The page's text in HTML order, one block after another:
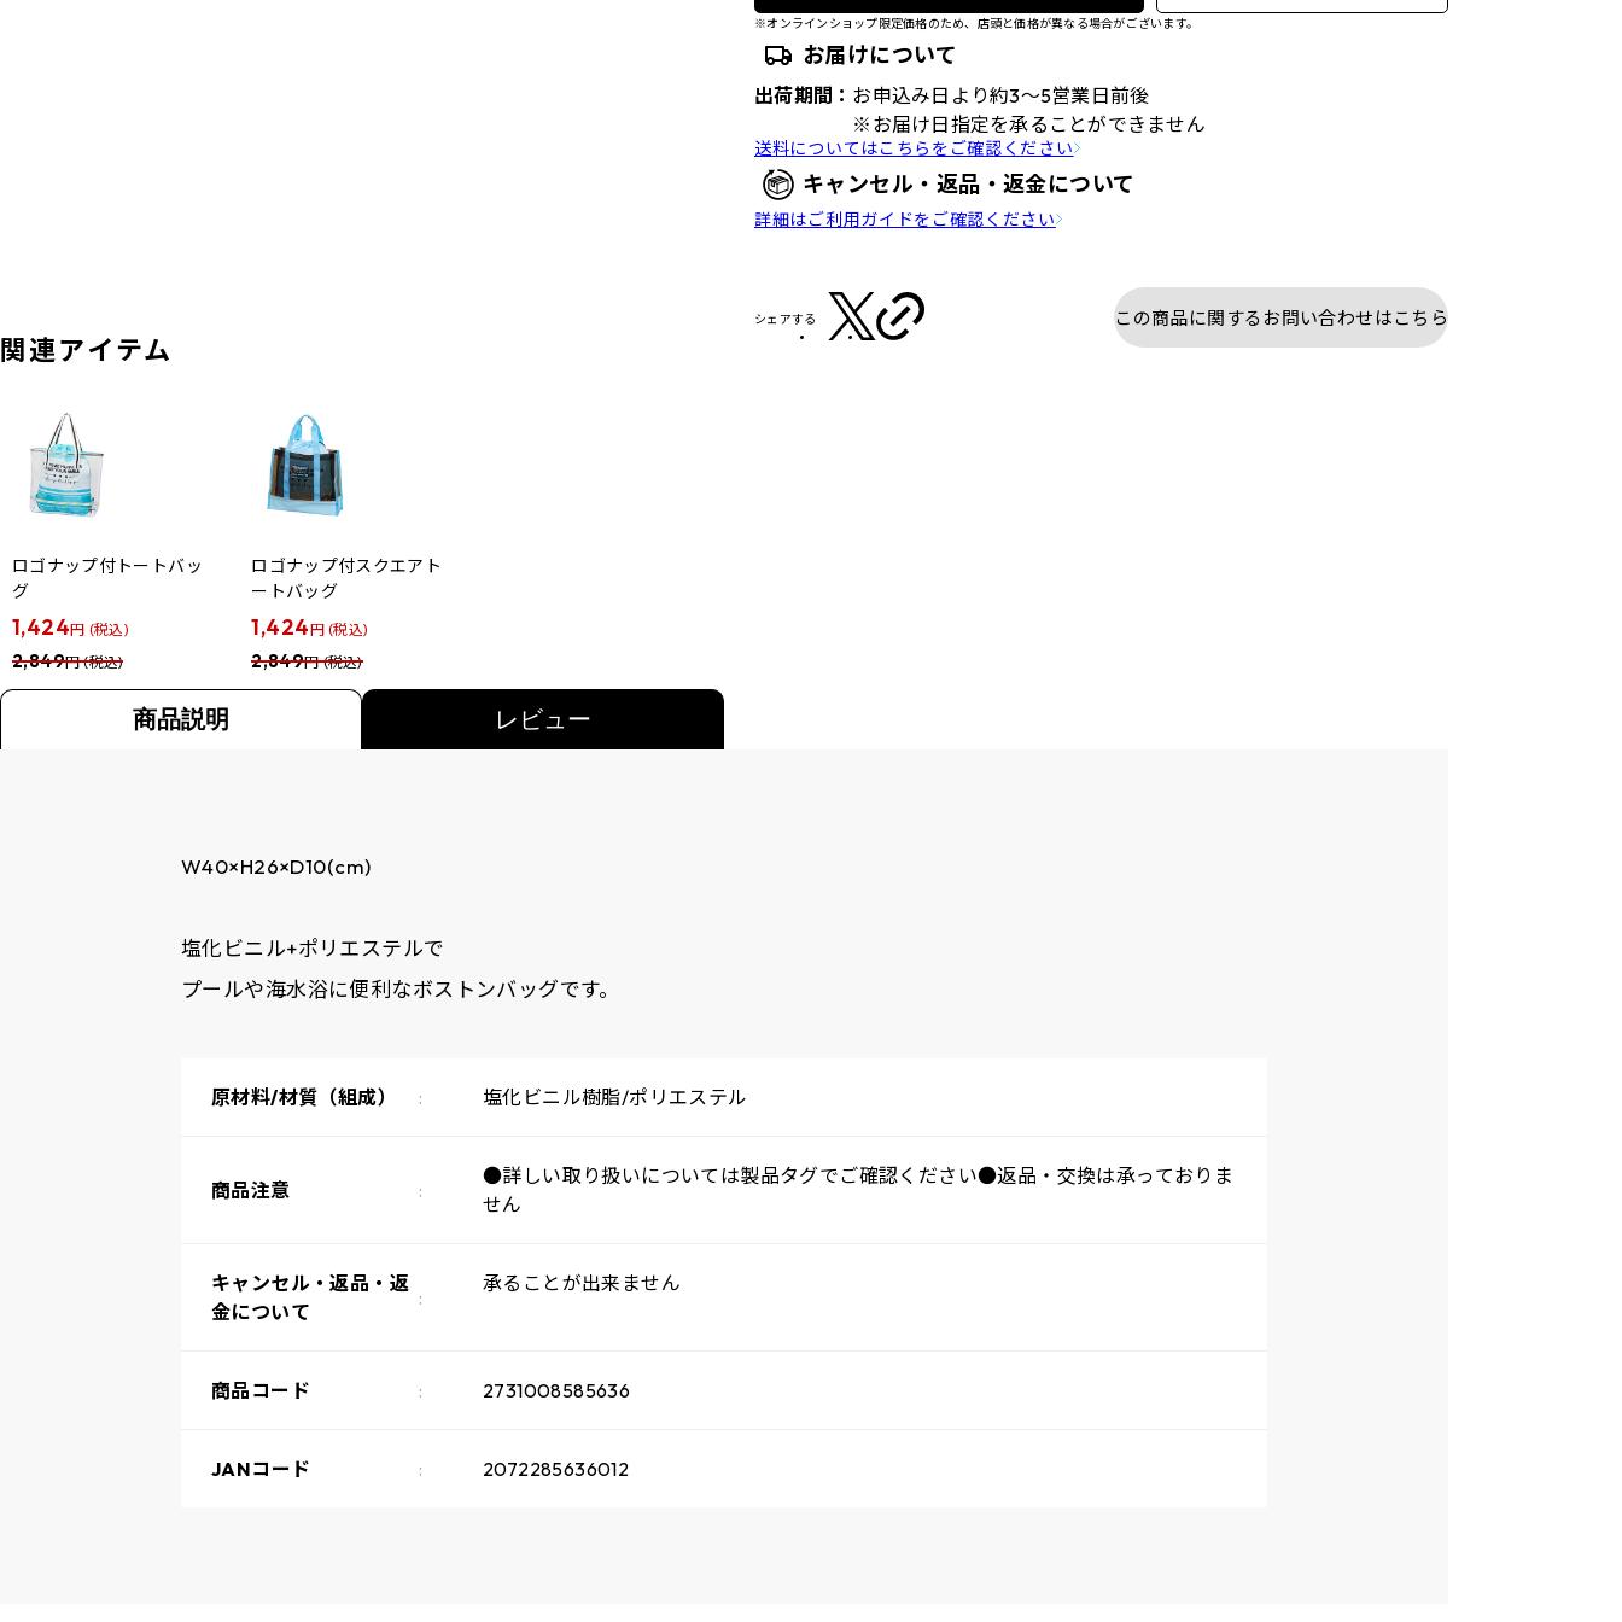
関連アイテム
ロゴナップ付トートバッ
グ
1,424円 (税込)
2,849円 (税込)
ロゴナップ付スクエアト
ートバッグ
1,424円 (税込)
2,849円 (税込)
※オンラインショップ限定価格のため、店頭と価格が異なる場合がございます。
お届けについて
出荷期間： お申込み日より約3～5営業日前後
※お届け日指定を承ることができません
送料についてはこちらをご確認ください
キャンセル・返品・返金について
詳細はご利用ガイドをご確認ください
シェアする この商品に関するお問い合わせはこちら
商品説明 レビュー
W40×H26×D10(cm)
塩化ビニル+ポリエステルで
プールや海水浴に便利なボストンバッグです。
原材料/材質（組成） 塩化ビニル樹脂/ポリエステル
商品注意
●詳しい取り扱いについては製品タグでご確認ください●返品・交換は承っておりま
せん
キャンセル・返品・返
金について
承ることが出来ません
商品コード 2731008585636
JANコード 2072285636012